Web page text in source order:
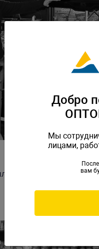
розданы приятные
Добро
Мы
лицами,
вам